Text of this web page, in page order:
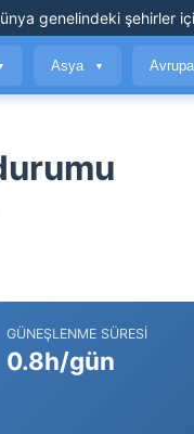
genelindeki şehirler
Asya ▼ Avrupa
GÜNEŞLENME SÜRESI
0.8h/gün